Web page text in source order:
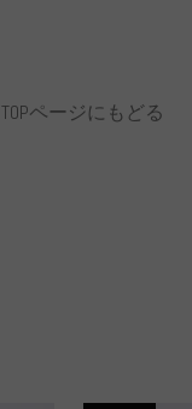
TOPページにもどる